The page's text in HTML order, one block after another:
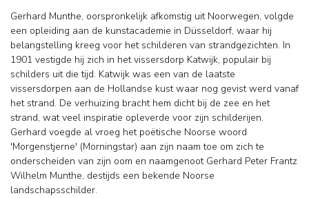
Gerhard Munthe, oorspronkelijk afkomstig uit Noorwegen, volgde
een opleiding aan de kunstacademie in Düsseldorf, waar hij
belangstelling kreeg voor het schilderen van strandgezichten. In
1901 vestigde hij zich in het vissersdorp Katwijk, populair bij
schilders uit die tijd. Katwijk was een van de laatste
vissersdorpen aan de Hollandse kust waar nog gevist werd vanaf
het strand. De verhuizing bracht hem dicht bij de zee en het
strand, wat veel inspiratie opleverde voor zijn schilderijen.
Gerhard voegde al vroeg het poëtische Noorse woord
'Morgenstjerne' (Morningstar) aan zijn naam toe om zich te
onderscheiden van zijn oom en naamgenoot Gerhard Peter Frantz
Wilhelm Munthe, destijds een bekende Noorse
landschapsschilder.